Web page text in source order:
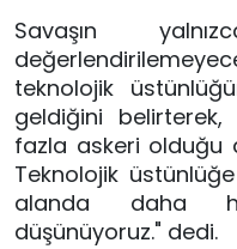
Savaşın
teknolojik
geldiğini
fazla askeri olduğu
Teknolojik
alanda daha
düşünüyoruz." dedi.